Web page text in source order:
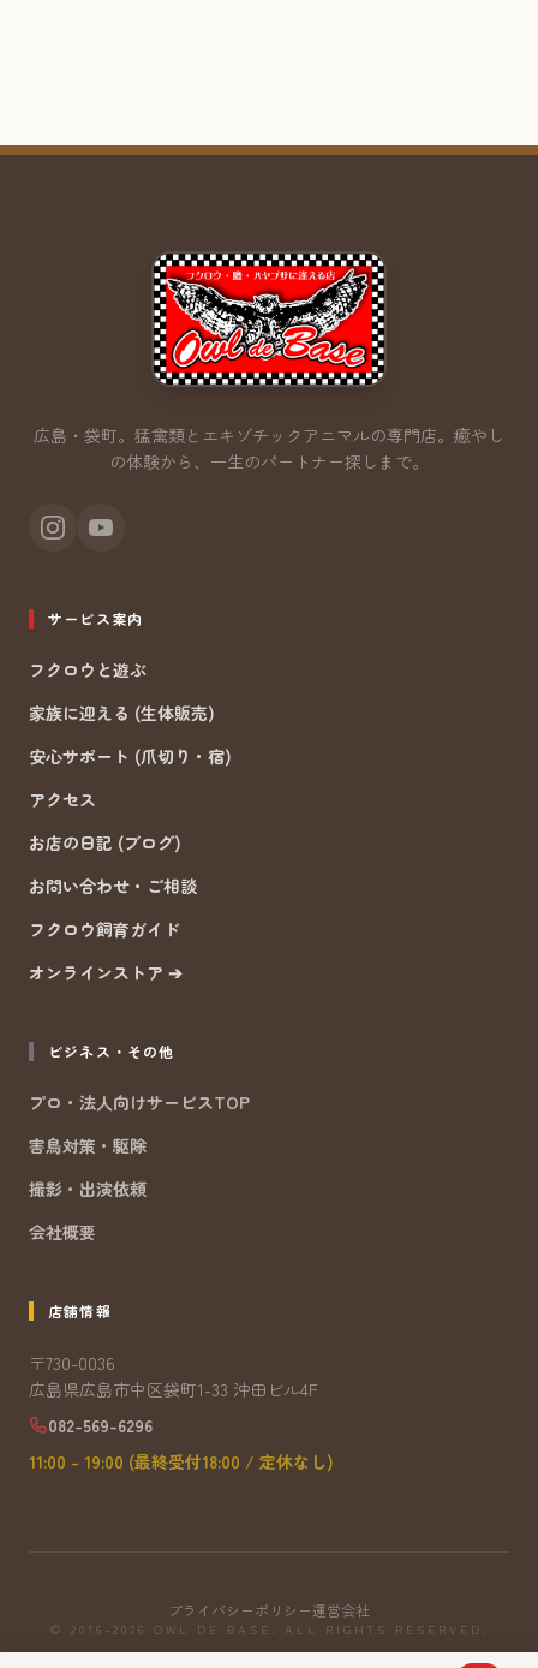
広島・袋町。猛禽類とエキゾチックアニマルの専門店。 癒やし
の体験から、一生のパートナー探しまで。
サービス案内
フクロウと遊ぶ
家族に迎える (生体販売)
安心サポート (爪切り・宿)
アクセス
お店の日記 (ブログ)
お問い合わせ・ご相談
フクロウ飼育ガイド
オンラインストア ➔
ビジネス・その他
プロ・法人向けサービスTOP
害鳥対策・駆除
撮影・出演依頼
会社概要
店舗情報
〒730-0036
広島県広島市中区袋町1-33 沖田ビル4F
082-569-6296
11:00 - 19:00 (最終受付18:00 / 定休なし)
プライバシーポリシー運営会社
© 2016-2026 OWL DE BASE. ALL RIGHTS RESERVED.